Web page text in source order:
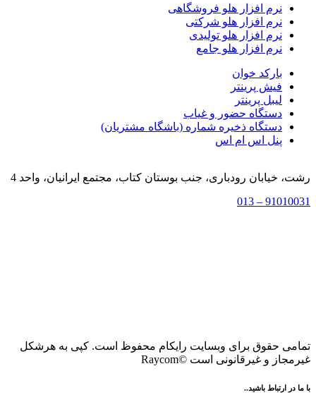
نرم افزار هلو فروشگاهی
نرم افزار هلو شرکتی
نرم افزار هلو تولیدی
نرم افزار هلو جامع
بارکد خوان
فیش پرینتر
لیبل پرینتر
دستگاه حضور و غیاب
دستگاه ذخیره شماره (باشگاه مشتریان)
پنل اس ام اس
رشت، خیابان رودباری، جنب بوستان کتاب، مجتمع ایرانیان، واحد 4
91010031 – 013
تمامی حقوق برای وبسایت رایکام محفوظ است. کپی به هرشکل
غیرمجاز و غیرقانونی است ©Raycom
با ما در ارتباط باشید..